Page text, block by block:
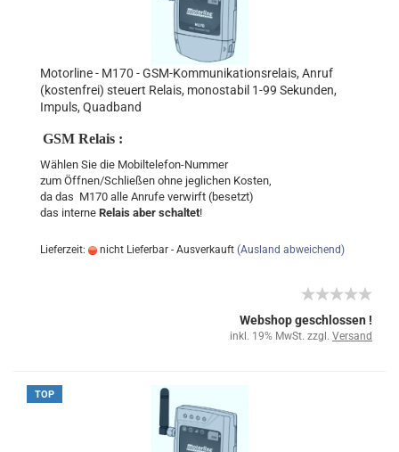
Motorline - M170 - GSM-Kommunikationsrelais, Anruf
(kostenfrei) steuert Relais, monostabil 1-99 Sekunden,
Impuls, Quadband
GSM Relais :
Wählen Sie die Mobiltelefon-Nummer
zum Öffnen/Schließen ohne jeglichen Kosten,
da das M170 alle Anrufe verwirft (besetzt)
das interne Relais aber schaltet!
Lieferzeit: nicht Lieferbar - Ausverkauft (Ausland abweichend)
Webshop geschlossen !
inkl. 19% MwSt. zzgl. Versand
TOP